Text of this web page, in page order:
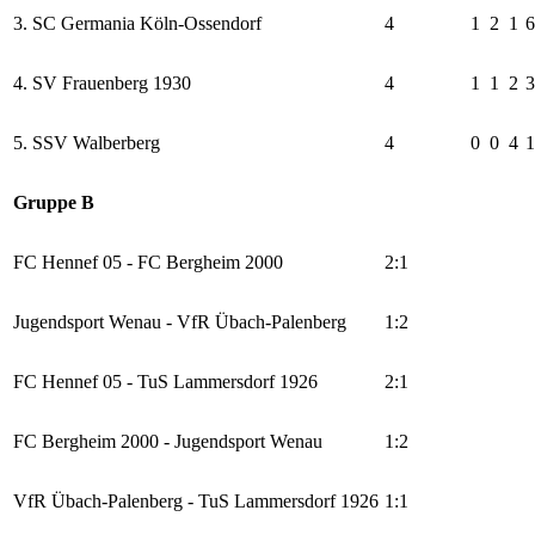
3. SC Germania Köln-Ossendorf 4 1 2 1
4. SV Frauenberg 1930 4 1 1 2
5. SSV Walberberg 4 0 0 4
Gruppe B
FC Hennef 05 - FC Bergheim 2000 2:1
Jugendsport Wenau - VfR Übach-Palenberg 1:2
FC Hennef 05 - TuS Lammersdorf 1926 2:1
FC Bergheim 2000 - Jugendsport Wenau 1:2
VfR Übach-Palenberg - TuS Lammersdorf 1926 1:1